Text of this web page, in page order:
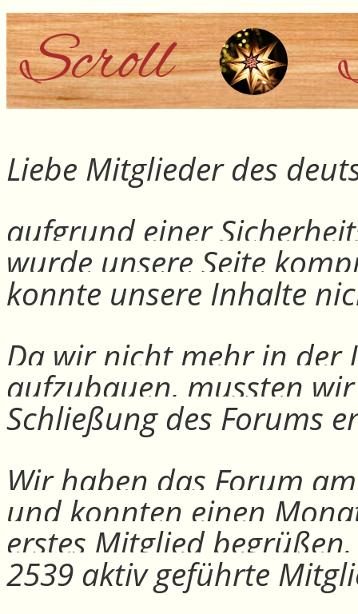
Liebe Mitglieder des
aufgrund einer
wurde unsere Seite
konnte unsere Inhalte
Da wir nicht mehr in der
aufzubauen, mussten
Schließung des Forums
Wir haben das Forum
und konnten einen
erstes Mitglied
2539 aktiv geführte